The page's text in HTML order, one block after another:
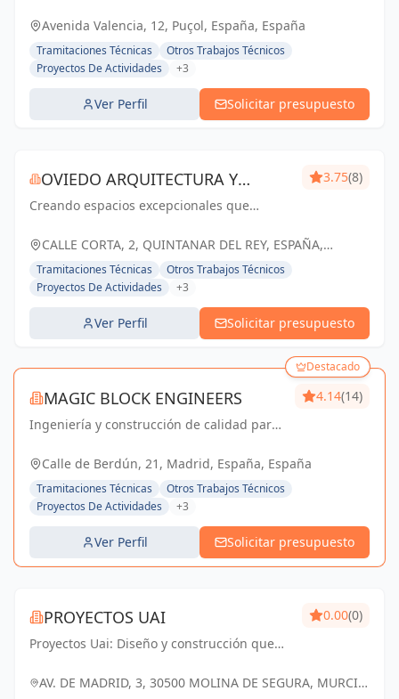
transformando ideas en realidad.
Avenida Valencia, 12, Puçol, España, España
Tramitaciones Técnicas
Otros Trabajos Técnicos
Proyectos De Actividades
+3
Ver Perfil Solicitar presupuesto
OVIEDO ARQUITECTURA Y
CONSTRUCCIÓN
Creando espacios excepcionales que
tiempo. Tu visión, nuestra pasión.
3.75(8)
CALLE CORTA, 2, QUINTANAR DEL REY, ESPAÑA,
España
Tramitaciones Técnicas
Otros Trabajos Técnicos
Proyectos De Actividades
+3
Ver Perfil Solicitar presupuesto
Destacado
MAGIC BLOCK ENGINEERS
Ingeniería y construcción de calidad para
Nueva.
4.14(14)
Calle de Berdún, 21, Madrid, España, España
Tramitaciones Técnicas
Otros Trabajos Técnicos
Proyectos De Actividades
+3
Ver Perfil Solicitar presupuesto
PROYECTOS UAI
Proyectos Uai: Diseño y construcción que
0.00(0)
AV. DE MADRID, 3, 30500 MOLINA DE SEGURA, MURCIA,